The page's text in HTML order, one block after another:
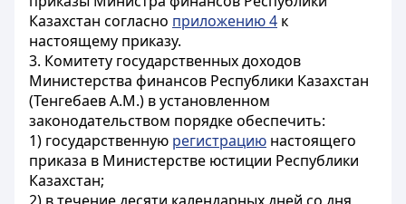
Казахстан согласно приложению 4 к
настоящему приказу.
3. Комитету государственных доходов
Министерства финансов Республики Казахстан
(Тенгебаев А.М.) в установленном
законодательством порядке обеспечить:
1) государственную регистрацию настоящего
приказа в Министерстве юстиции Республики
Казахстан;